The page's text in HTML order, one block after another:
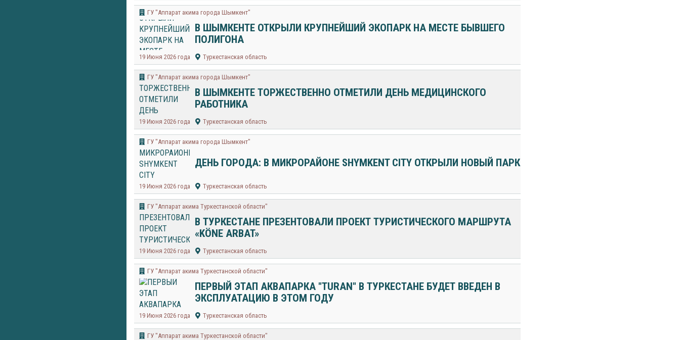
​ГУ "Аппарат акима города Шымкент"
В ШЫМКЕНТЕ ОТКРЫЛИ КРУПНЕЙШИЙ ЭКОПАРК НА МЕСТЕ БЫВШЕГО
ПОЛИГОНА
19 Июня 2026 года Туркестанская область
​ГУ "Аппарат акима города Шымкент"
В ШЫМКЕНТЕ ТОРЖЕСТВЕННО ОТМЕТИЛИ ДЕНЬ МЕДИЦИНСКОГО
РАБОТНИКА
19 Июня 2026 года Туркестанская область
​ГУ "Аппарат акима города Шымкент"
ДЕНЬ ГОРОДА: В МИКРОРАЙОНЕ SHYMKENT CITY ОТКРЫЛИ НОВЫЙ ПАРК
19 Июня 2026 года Туркестанская область
ГУ "Аппарат акима Туркестанской области"
В ТУРКЕСТАНЕ ПРЕЗЕНТОВАЛИ ПРОЕКТ ТУРИСТИЧЕСКОГО МАРШРУТА
«KÖNE ARBAT»
19 Июня 2026 года Туркестанская область
ГУ "Аппарат акима Туркестанской области"
ПЕРВЫЙ ЭТАП АКВАПАРКА "TURAN" В ТУРКЕСТАНЕ БУДЕТ ВВЕДЕН В
ЭКСПЛУАТАЦИЮ В ЭТОМ ГОДУ
19 Июня 2026 года Туркестанская область
ГУ "Аппарат акима Туркестанской области"